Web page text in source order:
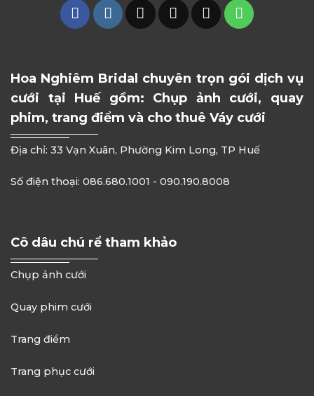
Hoa Nghiêm Bridal chuyên trọn gói dịch vụ
cưới tại Huế gồm: Chụp ảnh cưới, quay
phim, trang điểm và cho thuê Váy cưới
Địa chỉ: 33 Vạn Xuân, Phường Kim Long, TP Huế
Số điện thoại: 086.680.1001 - 090.190.8008
Cô dâu chú rể tham khảo
Chụp ảnh cưới
Quay phim cưới
Trang điểm
Trang phục cưới